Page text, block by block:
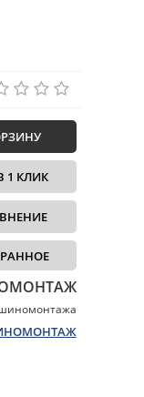
1 КЛИК
шиномонтажа